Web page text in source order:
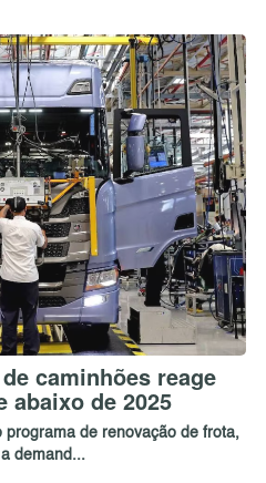
caminhões reage
abaixo de 2025
programa de renovação de frota,
demand...